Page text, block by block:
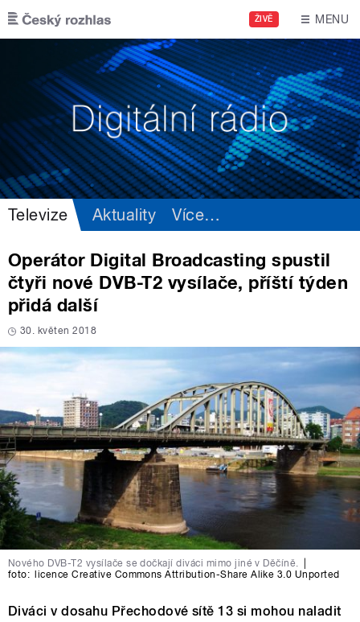
Přejít k hlavnímu obsahu
ŽIVĚ MENU
Televize Aktuality Více…
Operátor Digital Broadcasting spustil
čtyři nové DVB-T2 vysílače, příští týden
přidá další
30. květen 2018
Nového DVB-T2 vysílače se dočkají diváci mimo jiné v Děčíně.
foto: licence Creative Commons Attribution-Share Alike 3.0 Unported
Diváci v dosahu Přechodové sítě 13 si mohou naladit